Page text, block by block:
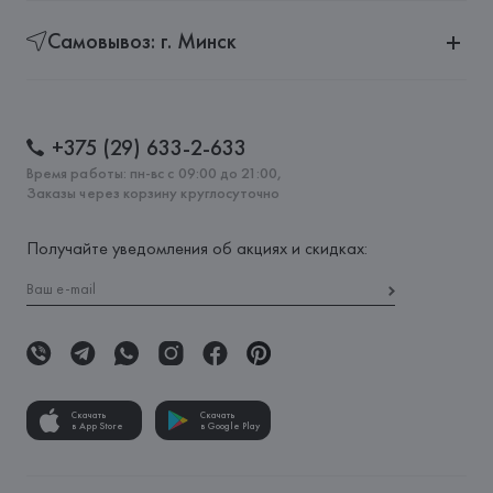
Самовывоз: г. Минск
+375 (29) 633-2-633
Время работы: пн-вс с 09:00 до 21:00,
Заказы через корзину круглосуточно
Получайте уведомления об акциях и скидках:
Скачать
в App Store
Скачать
в Google Play